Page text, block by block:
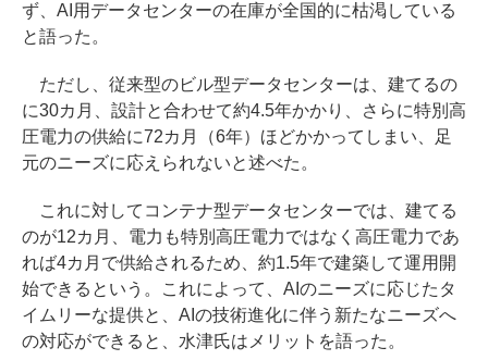
ず、AI用データセンターの在庫が全国的に枯渇している
と語った。
ただし、従来型のビル型データセンターは、建てるの
に30カ月、設計と合わせて約4.5年かかり、さらに特別高
圧電力の供給に72カ月（6年）ほどかかってしまい、足
元のニーズに応えられないと述べた。
これに対してコンテナ型データセンターでは、建てる
のが12カ月、電力も特別高圧電力ではなく高圧電力であ
れば4カ月で供給されるため、約1.5年で建築して運用開
始できるという。これによって、AIのニーズに応じたタ
イムリーな提供と、AIの技術進化に伴う新たなニーズへ
の対応ができると、水津氏はメリットを語った。